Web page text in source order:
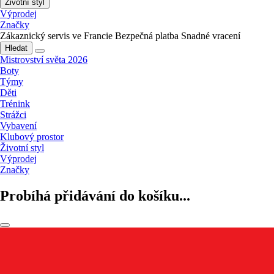
Životní styl
Výprodej
Značky
Zákaznický servis ve Francie Bezpečná platba Snadné vracení
Hledat
Mistrovství světa 2026
Boty
Týmy
Děti
Trénink
Strážci
Vybavení
Klubový prostor
Životní styl
Výprodej
Značky
Probíhá přidávání do košíku...